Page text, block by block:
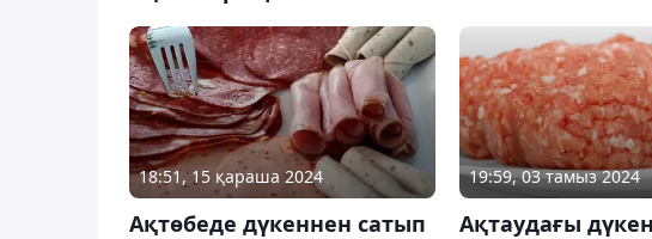
18:51, 15 қараша 2024
Ақтөбеде дүкеннен сатып
19:59, 03 тамыз 2024
Ақтаудағы